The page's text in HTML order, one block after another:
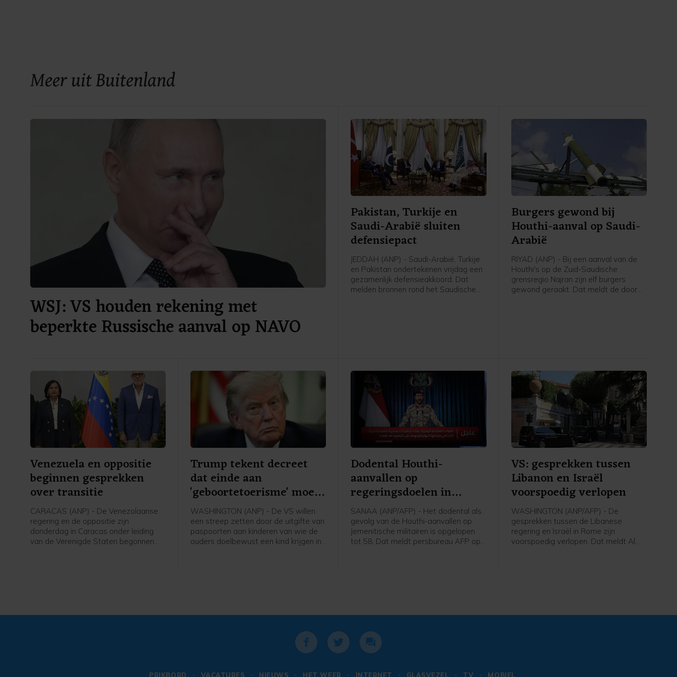
Meer uit Buitenland
WSJ: VS houden rekening met
beperkte Russische aanval op NAVO
Pakistan, Turkije en
Saudi-Arabië sluiten
defensiepact
JEDDAH (ANP) - Saudi-Arabië, Turkije
en Pakistan ondertekenen vrijdag een
gezamenlijk defensieakkoord. Dat
melden bronnen rond het Saudische
Burgers gewond bij
Houthi-aanval op Saudi-
Arabië
RIYAD (ANP) - Bij een aanval van de
Houthi's op de Zuid-Saudische
grensregio Najran zijn elf burgers
gewond geraakt. Dat meldt de door
Venezuela en oppositie
beginnen gesprekken
over transitie
CARACAS (ANP) - De Venezolaanse
regering en de oppositie zijn
donderdag in Caracas onder leiding
van de Verenigde Staten begonnen
Trump tekent decreet
dat einde aan
'geboortetoerisme' moet
maken
WASHINGTON (ANP) - De VS willen
een streep zetten door de uitgifte van
paspoorten aan kinderen van wie de
ouders doelbewust een kind krijgen in
Dodental Houthi-
aanvallen op
regeringsdoelen in
Jemen opgelopen
SANAA (ANP/AFP) - Het dodental als
gevolg van de Houthi-aanvallen op
Jemenitische militairen is opgelopen
tot 58. Dat meldt persbureau AFP op
VS: gesprekken tussen
Libanon en Israël
voorspoedig verlopen
WASHINGTON (ANP/AFP) - De
gesprekken tussen de Libanese
regering en Israël in Rome zijn
voorspoedig verlopen. Dat meldt Al
PRIKBORD VACATURES NIEUWS HET WEER INTERNET GLASVEZEL TV MOBIEL